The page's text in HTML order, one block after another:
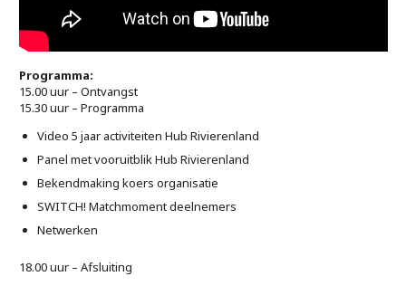
Programma:
15.00 uur – Ontvangst
15.30 uur – Programma
Video 5 jaar activiteiten Hub Rivierenland
Panel met vooruitblik Hub Rivierenland
Bekendmaking koers organisatie
SWITCH! Matchmoment deelnemers
Netwerken
18.00 uur – Afsluiting